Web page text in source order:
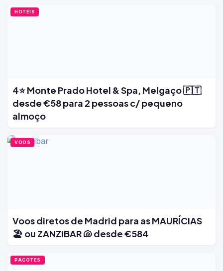
HOTÉIS
4⭐ Monte Prado Hotel & Spa, Melgaço 🇵🇹
desde €58 para 2 pessoas c/ pequeno
almoço
VOOS
Voos diretos de Madrid para as MAURÍCIAS
🏖️ ou ZANZIBAR 🐚 desde €584
PACOTES